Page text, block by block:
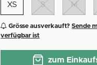
XS S M
Grösse ausverkauft?Sende
verfügbar ist
zum